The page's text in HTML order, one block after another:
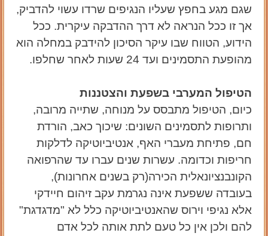
שגם מגע בחפץ שעליו הנגיפים שרדו עשוי להדביק,
אך זו ככל הנראה לא דרך ההדבקה עיקרית. ככל
הידוע, הטווח שבו עיקר הסיכון להידבק במחלה הוא
מהופעת התסמינים ועד 24 שעות לאחר שחלפו.
הטיפול המערבי בשפעת והצטננות
כיום, הטיפול מתבסס על מנוחה, שתייה מרובה,
ותרופות לתסמינים השונים: שיכוך כאב, הורדת
חם, פתיחת מעברי האף, אנטיביוטיקה לדלקות
חריפות וכדומה. עשרות שנים עברו עד שהרפואה
הקונבנציונאלית הכירה(רק בשנים אחרונות),
בעובדה ששפעת אינה נגרמת עקב זיהום חיידקי
אלא נגיפי וירוס שהאנטיביוטיקה כלל לא "מדגדגת"
להם ולכן אין כל טעם לתת אותה לכל אדם